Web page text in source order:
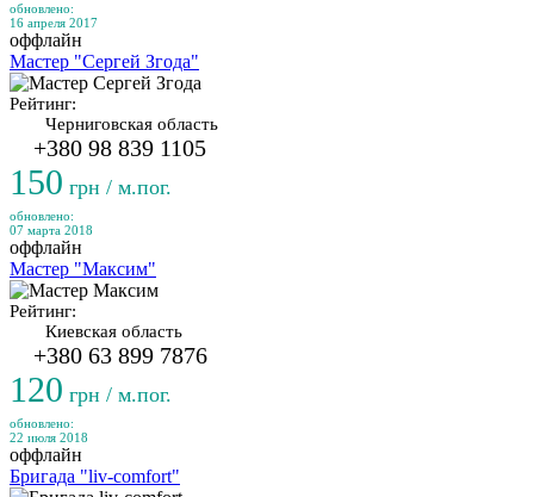
обновлено:
16 апреля 2017
оффлайн
Мастер "Сергей Згода"
Рейтинг:
Черниговская область
+380 98 839 1105
150 грн / м.пог.
обновлено:
07 марта 2018
оффлайн
Мастер "Максим"
Рейтинг:
Киевская область
+380 63 899 7876
120 грн / м.пог.
обновлено:
22 июля 2018
оффлайн
Бригада "liv-comfort"